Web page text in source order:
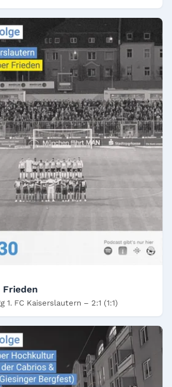
1. FC Kaiserslautern – 2:1 (1:1)